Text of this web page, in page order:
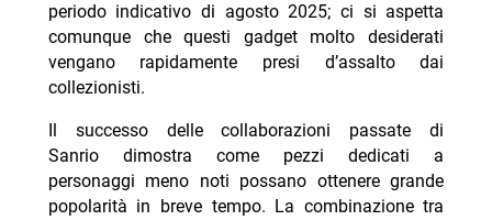
periodo indicativo di agosto 2025; ci si aspetta
comunque che questi gadget molto desiderati
vengano rapidamente presi d’assalto dai
collezionisti.
Il successo delle collaborazioni passate di
Sanrio dimostra come pezzi dedicati a
personaggi meno noti possano ottenere grande
popolarità in breve tempo. La combinazione tra